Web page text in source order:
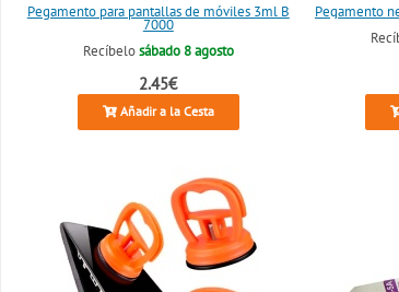
Pegamento para pantallas de móviles 3ml B
7000
Recíbelosábado 8 agosto
2.45€
Añadir a la Cesta
Pegamento